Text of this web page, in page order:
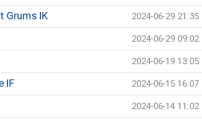
Grums IK 2024-06-29 21:35
2024-06-29 09:02
2024-06-19 13:05
IF 2024-06-15 16:07
2024-06-14 11:02